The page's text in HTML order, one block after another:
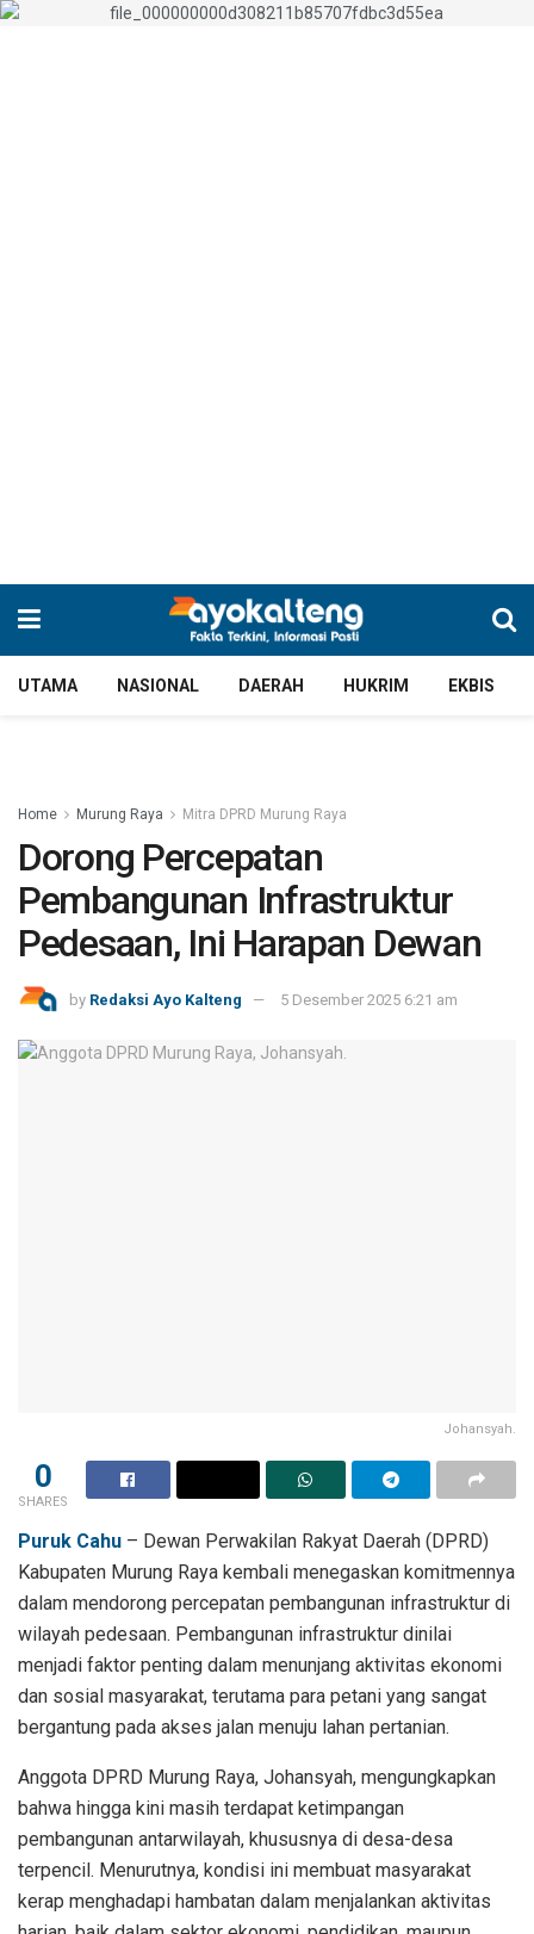
UTAMA NASIONAL DAERAH HUKRIM EKBIS
Home Murung Raya Mitra DPRD Murung Raya
Dorong Percepatan
Pembangunan Infrastruktur
Pedesaan, Ini Harapan Dewan
by Redaksi Ayo Kalteng 5 Desember 2025 6:21 am
Johansyah.
0
SHARES
Puruk Cahu – Dewan Perwakilan Rakyat Daerah (DPRD)
Kabupaten Murung Raya kembali menegaskan komitmennya
dalam mendorong percepatan pembangunan infrastruktur di
wilayah pedesaan. Pembangunan infrastruktur dinilai
menjadi faktor penting dalam menunjang aktivitas ekonomi
dan sosial masyarakat, terutama para petani yang sangat
bergantung pada akses jalan menuju lahan pertanian.
Anggota DPRD Murung Raya, Johansyah, mengungkapkan
bahwa hingga kini masih terdapat ketimpangan
pembangunan antarwilayah, khususnya di desa-desa
terpencil. Menurutnya, kondisi ini membuat masyarakat
kerap menghadapi hambatan dalam menjalankan aktivitas